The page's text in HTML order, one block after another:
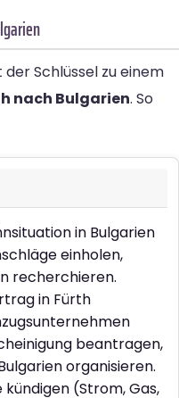
Schlüssel zu einem
nach Bulgarien. So
in Bulgarien
einholen,
recherchieren.
in Fürth
beantragen,
organisieren.
(Strom, Gas,